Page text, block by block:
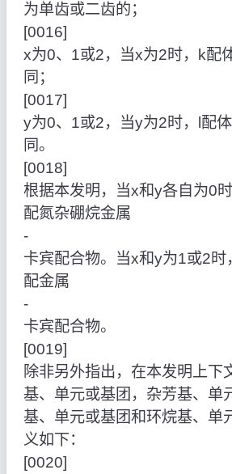
为单齿或二齿的；
[0016]
x为0、1或2，当x为2时，k配
同；
[0017]
y为0、1或2，当y为2时，l配
同。
[0018]
根据本发明，当x和y各自为0
配氮杂硼烷金属
‑
卡宾配合物。当x和y为1或2时
配金属
‑
卡宾配合物。
[0019]
除非另外指出，在本发明上下
基、单元或基团，杂芳基、单
基、单元或基团和环烷基、单
义如下：
[0020]